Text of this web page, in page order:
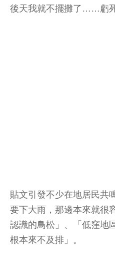
後天我就不擺攤了……虧死
貼文引發不少在地居民共
要下大雨，那邊本來就很
認識的鳥松」、「低窪地
根本來不及排」。